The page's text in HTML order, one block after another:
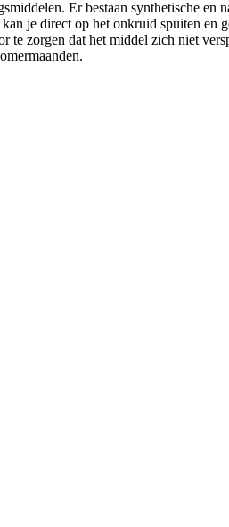
Er bestaan synthetische
je direct op het onkruid spuiten
zorgen dat het middel zich niet